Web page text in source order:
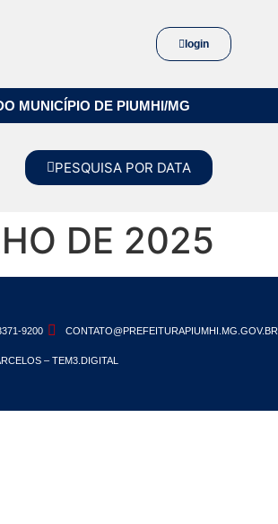
login
MUNICÍPIO DE PIUMHI/MG
PESQUISA POR DATA
DE 2025
9200 CONTATO@PREFEITURAPIUMHI.MG.GOV.BR
– TEM3.DIGITAL